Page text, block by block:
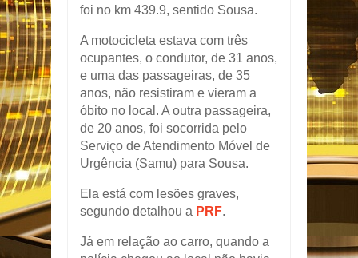
foi no km 439.9, sentido Sousa.
A motocicleta estava com três
ocupantes, o condutor, de 31 anos,
e uma das passageiras, de 35
anos, não resistiram e vieram a
óbito no local. A outra passageira,
de 20 anos, foi socorrida pelo
Serviço de Atendimento Móvel de
Urgência (Samu) para Sousa.
Ela está com lesões graves,
segundo detalhou a PRF.
Já em relação ao carro, quando a